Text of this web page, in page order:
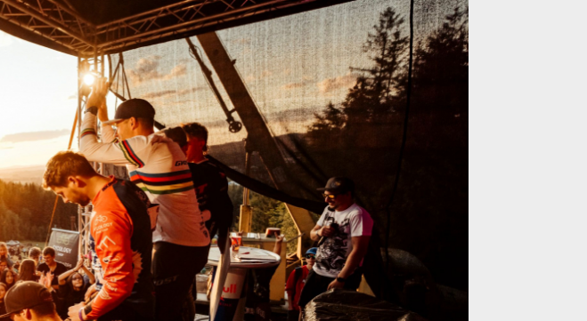
Jubilejní 10. ročník JBC 4X REVELATIONS - 15.7. v Jablonci nad Nisou!
Jubilejní 10. ročník JBC 4X REVELATIONS - 15.7. v Jablonci nad Nisou!
Jubilejní 10. ročník JBC 4X REVELATIONS - 15.7. v Jablonci nad Nisou!
Jubilejní 10. ročník JBC 4X REVELATIONS - 15.7. v Jablonci nad Nisou!
Jubilejní 10. ročník JBC 4X REVELATIONS - 15.7. v Jablonci nad Nisou!